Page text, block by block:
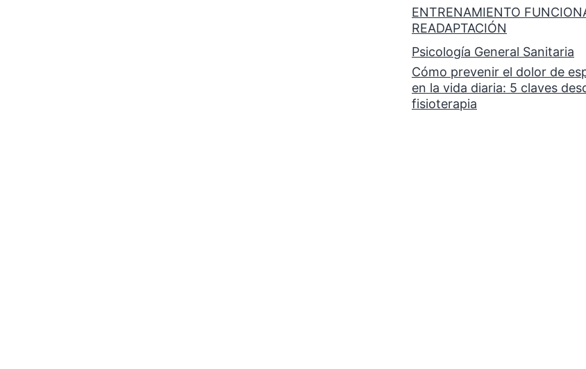
ENTRENAMIENTO
READAPTACIÓN
Psicología General Sanitaria
Cómo prevenir el dolor de
en la vida diaria: 5 claves
fisioterapia